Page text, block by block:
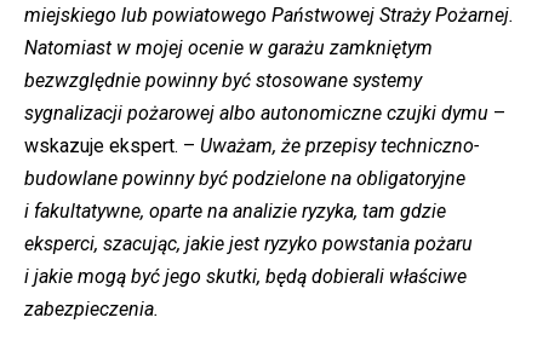
miejskiego lub powiatowego Państwowej Straży Pożarnej.
Natomiast w mojej ocenie w garażu zamkniętym
bezwzględnie powinny być stosowane systemy
sygnalizacji pożarowej albo autonomiczne czujki dymu –
wskazuje ekspert. – Uważam, że przepisy techniczno-
budowlane powinny być podzielone na obligatoryjne
i fakultatywne, oparte na analizie ryzyka, tam gdzie
eksperci, szacując, jakie jest ryzyko powstania pożaru
i jakie mogą być jego skutki, będą dobierali właściwe
zabezpieczenia.